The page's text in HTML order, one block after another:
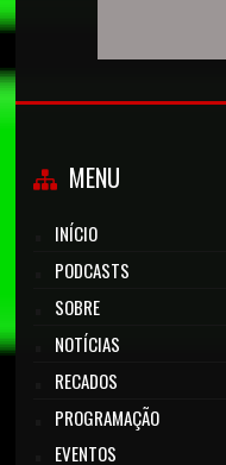
MENU
INÍCIO
PODCASTS
SOBRE
NOTÍCIAS
RECADOS
PROGRAMAÇÃO
EVENTOS